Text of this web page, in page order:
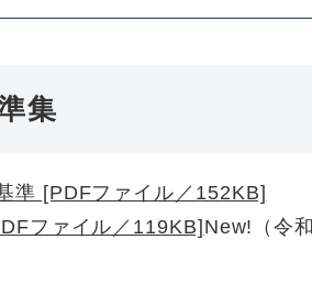
集
準 [PDFファイル／152KB]
ファイル／119KB] New!（令